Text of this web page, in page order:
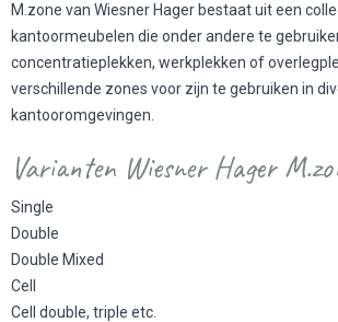
M.zone van Wiesner Hager bestaat uit een
kantoormeubelen die onder andere te
concentratieplekken, werkplekken of
verschillende zones voor zijn te gebruiken in
kantooromgevingen.
Varianten Wiesner Hager
Single
Double
Double Mixed
Cell
Cell double, triple etc.